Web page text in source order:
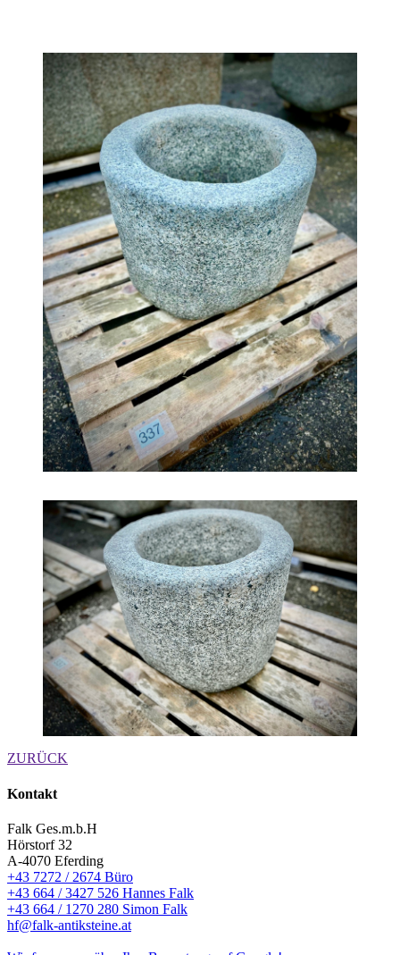
ZURÜCK
Kontakt
Falk Ges.m.b.H
Hörstorf 32
A-4070 Eferding
+43 7272 / 2674 Büro
+43 664 / 3427 526 Hannes Falk
+43 664 / 1270 280 Simon Falk
hf@falk-antiksteine.at